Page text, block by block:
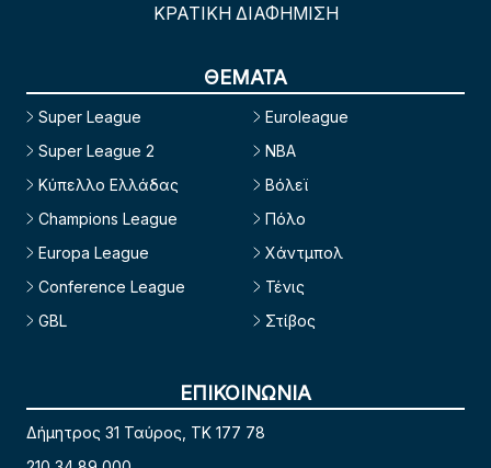
ΚΡΑΤΙΚΗ ΔΙΑΦΗΜΙΣΗ
ΘΕΜΑΤΑ
Super League
Super League 2
Κύπελλο Ελλάδας
Champions League
Europa League
Conference League
GBL
Euroleague
NBA
Βόλεϊ
Πόλο
Χάντμπολ
Τένις
Στίβος
ΕΠΙΚΟΙΝΩΝΙΑ
Δήμητρος 31 Ταύρος, TK 177 78